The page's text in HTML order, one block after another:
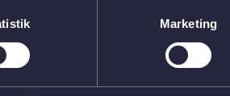
Marketing